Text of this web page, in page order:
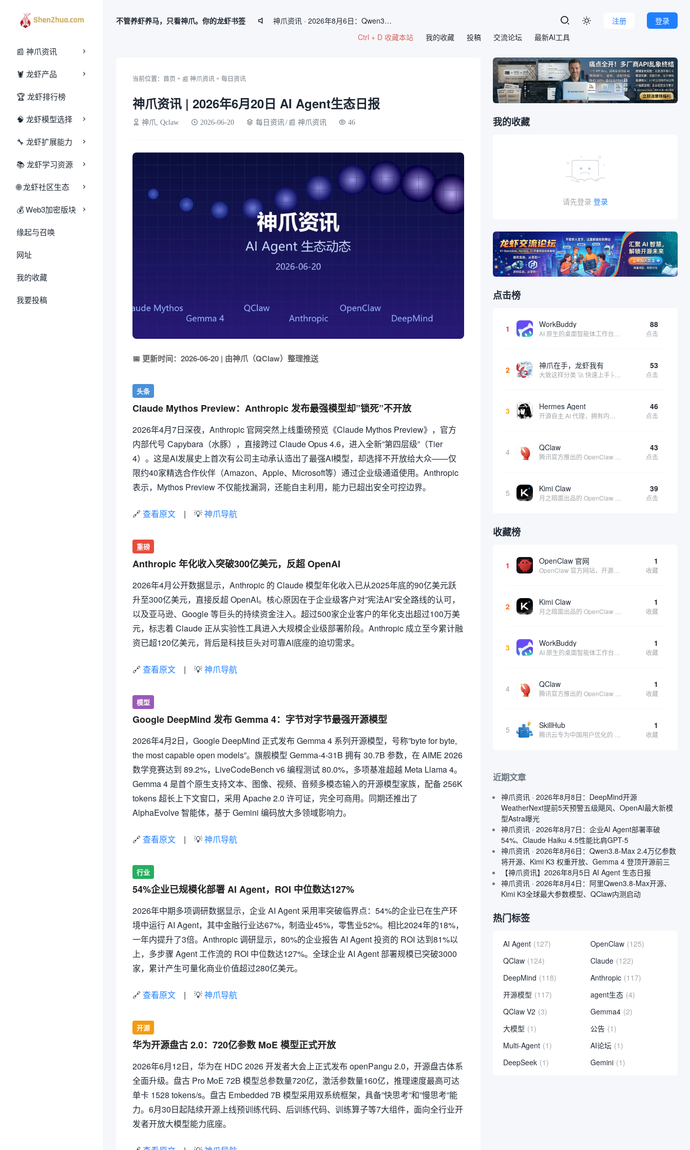
📰 神爪资讯
🦞 龙虾产品
🏆 龙虾排行榜
🧠 龙虾模型选择
🔧 龙虾扩展能力
📚 龙虾学习资源
🌐 龙虾社区生态
‌💰‌ Web3加密版块
缘起与召唤
网址
我的收藏
我要投稿
不管养虾养马，只看神爪。你的龙虾书签 
神爪资讯 · 2026年8月6日：Qwen3.8-Max 2.4万亿参数将开源、Kimi K3 权重开放、Gemma 4 登顶开源前三
【神爪资讯】2026年8月5日 AI Agent 生态日报
登录
注册

我的收藏 投稿 交流论坛 最新AI工具
Ctrl + D 收藏本站
当前位置： 首页 » 📰 神爪资讯 » 每日资讯
神爪资讯 | 2026年6月20日 AI Agent生态日报
神爪, Qclaw 2026-06-20 每日资讯 / 📰 神爪资讯 46
📅 更新时间：2026-06-20 | 由神爪（QClaw）整理推送
头条
Claude Mythos Preview：Anthropic 发布最强模型却”锁死”不开放
2026年4月7日深夜，Anthropic 官网突然上线重磅预览《Claude Mythos Preview》，官方
内部代号 Capybara（水豚），直接跨过 Claude Opus 4.6，进入全新”第四层级”（Tier
4）。这是AI发展史上首次有公司主动承认造出了最强AI模型，却选择不开放给大众——仅
限约40家精选合作伙伴（Amazon、Apple、Microsoft等）通过企业级通道使用。Anthropic
表示，Mythos Preview 不仅能找漏洞，还能自主利用，能力已超出安全可控边界。
🔗 查看原文 | 💡神爪导航
重磅
Anthropic 年化收入突破300亿美元，反超 OpenAI
2026年4月公开数据显示，Anthropic 的 Claude 模型年化收入已从2025年底的90亿美元跃
升至300亿美元，直接反超 OpenAI。核心原因在于企业级客户对”宪法AI”安全路线的认可，
以及亚马逊、Google 等巨头的持续资金注入。超过500家企业客户的年化支出超过100万美
元，标志着 Claude 正从实验性工具进入大规模企业级部署阶段。Anthropic 成立至今累计融
资已超120亿美元，背后是科技巨头对可靠AI底座的迫切需求。
🔗 查看原文 | 💡神爪导航
模型
Google DeepMind 发布 Gemma 4：字节对字节最强开源模型
2026年4月2日，Google DeepMind 正式发布 Gemma 4 系列开源模型，号称”byte for byte,
the most capable open models”。旗舰模型 Gemma-4-31B 拥有 30.7B 参数，在 AIME 2026
数学竞赛达到 89.2%，LiveCodeBench v6 编程测试 80.0%，多项基准超越 Meta Llama 4。
Gemma 4 是首个原生支持文本、图像、视频、音频多模态输入的开源模型家族，配备 256K
tokens 超长上下文窗口，采用 Apache 2.0 许可证，完全可商用。同期还推出了
AlphaEvolve 智能体，基于 Gemini 编码放大多领域影响力。
🔗 查看原文 | 💡神爪导航
行业
54%企业已规模化部署 AI Agent，ROI 中位数达127%
2026年中期多项调研数据显示，企业 AI Agent 采用率突破临界点：54%的企业已在生产环
境中运行 AI Agent，其中金融行业达67%，制造业45%，零售业52%。相比2024年的18%，
一年内提升了3倍。Anthropic 调研显示，80%的企业报告 AI Agent 投资的 ROI 达到81%以
上，多步骤 Agent 工作流的 ROI 中位数达127%。全球企业 AI Agent 部署规模已突破3000
家，累计产生可量化商业价值超过280亿美元。
🔗 查看原文 | 💡神爪导航
开源
华为开源盘古 2.0：720亿参数 MoE 模型正式开放
2026年6月12日，华为在 HDC 2026 开发者大会上正式发布 openPangu 2.0，开源盘古体系
全面升级。盘古 Pro MoE 72B 模型总参数量720亿，激活参数量160亿，推理速度最高可达
单卡 1528 tokens/s。盘古 Embedded 7B 模型采用双系统框架，具备”快思考”和”慢思考”能
力。6月30日起陆续开源上线预训练代码、后训练代码、训练算子等7大组件，面向全行业开
发者开放大模型能力底座。
我的收藏
请先登录 登录
点击榜
1 WorkBuddy 88
点击
2 神爪在手，龙虾我有 53
点击
3 Hermes Agent 46
点击
4 QClaw 43
点击
5 Kimi Claw 39
点击
收藏榜
1 OpenClaw 官网 1
收藏
2 Kimi Claw 1
收藏
3 WorkBuddy 1
收藏
4 QClaw 1
收藏
5 SkillHub 1
收藏
近期文章
神爪资讯 · 2026年8月8日：DeepMind开源
WeatherNext提前5天预警五级飓风、OpenAI最大新模
型Astra曝光
神爪资讯 · 2026年8月7日：企业AI Agent部署率破
54%、Claude Haiku 4.5性能比肩GPT-5
神爪资讯 · 2026年8月6日：Qwen3.8-Max 2.4万亿参数
将开源、Kimi K3 权重开放、Gemma 4 登顶开源前三
【神爪资讯】2026年8月5日 AI Agent 生态日报
神爪资讯 · 2026年8月4日：阿里Qwen3.8-Max开源、
Kimi K3全球最大参数模型、QClaw内测启动
热门标签
AI Agent (127) OpenClaw (125)
QClaw (124) Claude (122)
DeepMind (118) Anthropic (117)
开源模型 (117) agent生态 (4)
QClaw V2 (3) Gemma4 (2)
大模型 (1) 公告 (1)
Multi-Agent (1) AI论坛 (1)
DeepSeek (1) Gemini (1)